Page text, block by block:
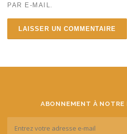
PAR E-MAIL.
ABONNEMENT À NOTRE